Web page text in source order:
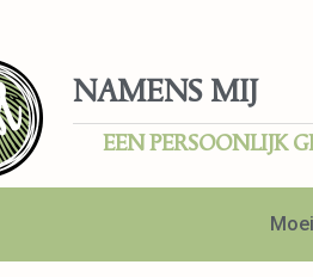
NAMENS MIJ
EEN PERSOONLIJK